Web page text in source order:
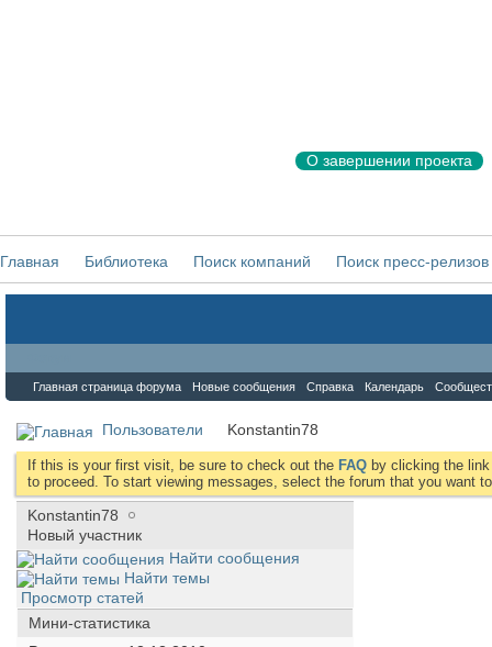
О завершении проекта
Главная Библиотека Поиск компаний Поиск пресс-релизов
Главная страница форума Новые сообщения Справка Календарь
Пользователи Konstantin78
If this is your first visit, be sure to check out the FAQ by clicking the
to proceed. To start viewing messages, select the forum that you want
Konstantin78
Новый участник
Найти сообщения
Найти темы
Просмотр статей
Мини-статистика